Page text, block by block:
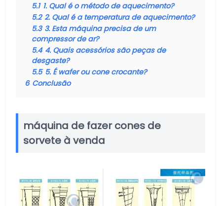
5.1 1. Qual é o método de aquecimento?
5.2 2. Qual é a temperatura de aquecimento?
5.3 3. Esta máquina precisa de um
compressor de ar?
5.4 4. Quais acessórios são peças de
desgaste?
5.5 5. É wafer ou cone crocante?
6 Conclusão
máquina de fazer cones de
sorvete à venda